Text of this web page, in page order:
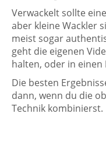
Verwackelt sollte
aber kleine Wackler
meist sogar
geht die eigenen
halten, oder in einen
Die besten
dann, wenn du die
Technik kombinierst.